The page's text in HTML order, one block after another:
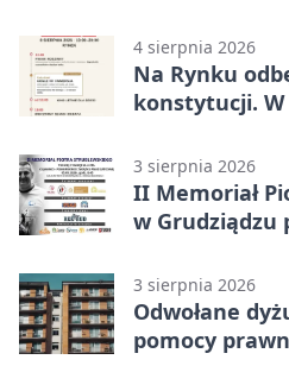
4 sierpnia 2026
Na Rynku
konstytucji.
3 sierpnia 2026
II Memoriał
w Grudziądzu
3 sierpnia 2026
Odwołane
pomocy